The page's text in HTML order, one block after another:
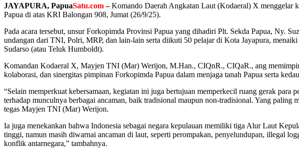
JAYAPURA, PapuaSatu.com–Komando Daerah Angkatan Laut (Kodaeral) X menggelar
Papua di atas KRI Balongan 908, Jumat (26/9/25).
Pada acara tersebut, unsur Forkopimda Provinsi Papua yang dihadiri Plt. Sekda Papua,
undangan dari TNI, Polri, MRP, dan lain-lain serta diikuti 50 pelajar di Kota Jayapura,
Sudarso (atau Teluk Humboldt).
Komandan Kodaeral X, Mayjen TNI (Mar) Werijon, M.Han., CIQnR., CIQaR., ang
kolaborasi, dan sinergitas pimpinan Forkopimda Papua dalam menjaga tanah Papua serta
“Selain memperkuat kebersamaan, kegiatan ini juga bertujuan memperkecil ruang gerak
terhadap munculnya berbagai ancaman, baik tradisional maupun non-tradisional. Yang paling
tegas Mayjen TNI (Mar) Werijon.
Ia juga menekankan bahwa Indonesia sebagai negara kepulauan memiliki tiga Alur Laut
tinggi, namun masih diwarnai ancaman di laut, seperti perompakan, penyelundupan, illegal
konflik antarnegara,” tambahnya.